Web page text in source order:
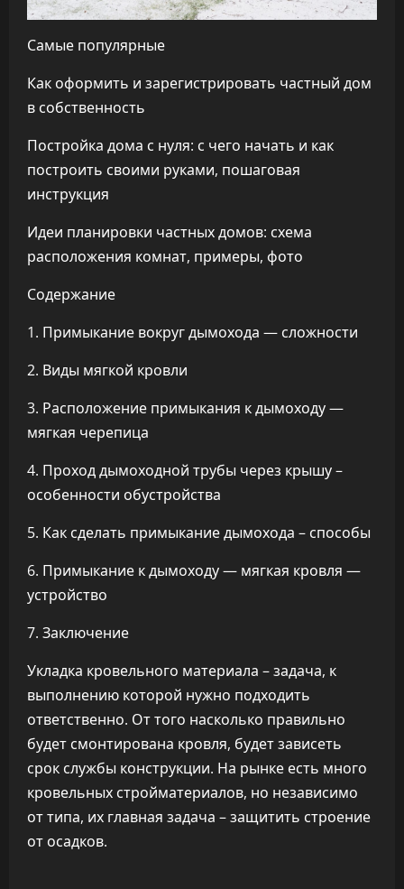
Самые популярные
Как оформить и зарегистрировать частный дом
в собственность
Постройка дома с нуля: с чего начать и как
построить своими руками, пошаговая
инструкция
Идеи планировки частных домов: схема
расположения комнат, примеры, фото
Содержание
1. Примыкание вокруг дымохода — сложности
2. Виды мягкой кровли
3. Расположение примыкания к дымоходу —
мягкая черепица
4. Проход дымоходной трубы через крышу –
особенности обустройства
5. Как сделать примыкание дымохода – способы
6. Примыкание к дымоходу — мягкая кровля —
устройство
7. Заключение
Укладка кровельного материала – задача, к
выполнению которой нужно подходить
ответственно. От того насколько правильно
будет смонтирована кровля, будет зависеть
срок службы конструкции. На рынке есть много
кровельных стройматериалов, но независимо
от типа, их главная задача – защитить строение
от осадков.